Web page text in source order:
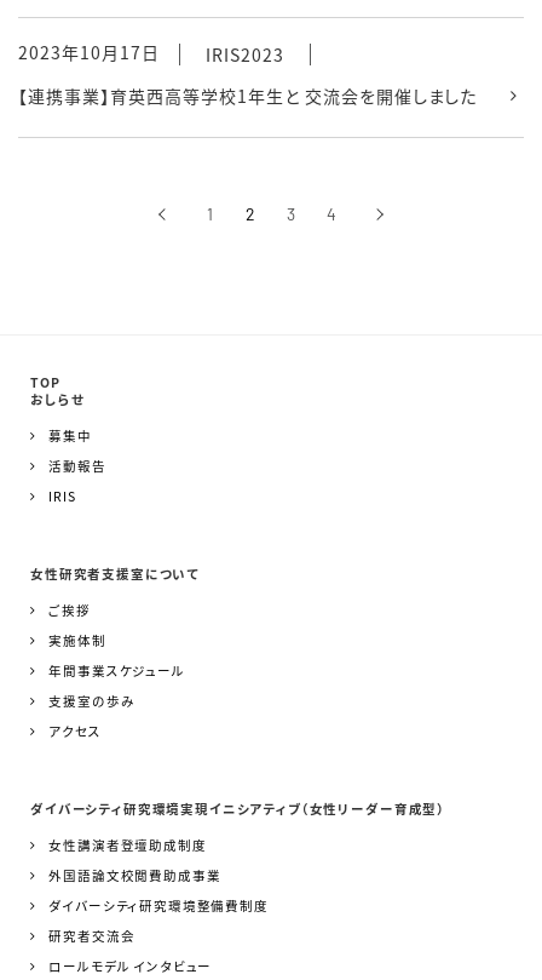
2023年10月17日
IRIS2023
【連携事業】育英西高等学校1年生と 交流会を開催しました
‹前へ 1 2 3 4 ›次へ
TOP
おしらせ
募集中
活動報告
IRIS
女性研究者支援室について
ご挨拶
実施体制
年間事業スケジュール
支援室の歩み
アクセス
ダイバーシティ研究環境実現イニシアティブ（女性リーダー育成型）
女性講演者登壇助成制度
外国語論文校閲費助成事業
ダイバーシティ研究環境整備費制度
研究者交流会
ロールモデル インタビュー